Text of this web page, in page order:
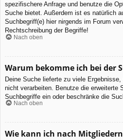
spezifischere Anfrage und benutze die
Suche bietet. Außerdem ist es natürlich
Suchbegriff(e) hier nirgends im Forum
Rechtschreibung der Begriffe!
Nach oben
Warum bekomme ich bei der
Deine Suche lieferte zu viele
nicht verarbeiten. Benutze die erweiterte
Suchbegriffe ein oder beschränke die
Nach oben
Wie kann ich nach